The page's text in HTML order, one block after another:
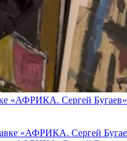
«АФРИКА. Сергей Бугаев»